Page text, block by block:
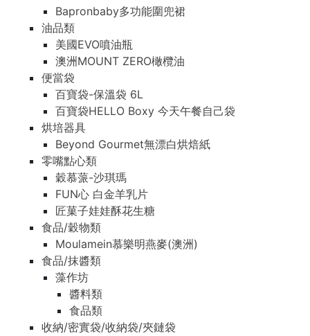
Bapronbaby多功能圍兜裙
油品類
美國EVO噴油瓶
澳洲MOUNT ZERO橄欖油
便當袋
百寶袋-保溫袋 6L
百寶袋HELLO Boxy 今天午餐自己袋
烘培器具
Beyond Gourmet無漂白烘焙紙
零嘴點心類
穀慕蒎-沙琪瑪
FUN心 白金羊乳片
匠菓子娃娃酥花生糖
食品/穀物類
Moulamein慕樂明燕麥(澳洲)
食品/抹醬類
藻作坊
醬料類
食品類
收納/密實袋/收納袋/夾鏈袋